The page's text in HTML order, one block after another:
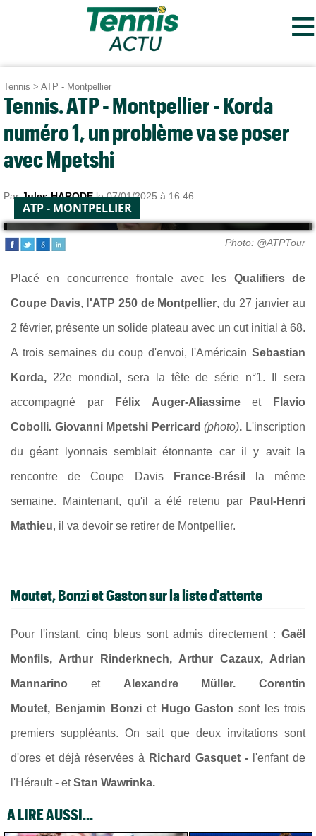
≡
Tennis > ATP - Montpellier
Tennis. ATP - Montpellier - Korda
numéro 1, un problème va se poser
avec Mpetshi
ParJules HARODEle 07/01/2025 à 16:46
ATP - MONTPELLIER
Photo: @ATPTour
Placé en concurrence frontale avec les Qualifiers de
Coupe Davis, l 'ATP 250 de Montpellier, du 27 janvier au
2 février, présente un solide plateau avec un cut initial à 68.
A trois semaines du coup d'envoi, l'Américain Sebastian
Korda, 22e mondial, sera la tête de série n°1. Il sera
accompagné par Félix Auger-Aliassimeet Flavio
Cobolli. Giovanni Mpetshi Perricard(photo). L'inscription
du géant lyonnais semblait étonnante car il y avait la
rencontre de Coupe DavisFrance-Brésil la même
semaine. Maintenant, qu'il a été retenu par Paul-Henri
Mathieu, il va devoir se retirer de Montpellier.
Moutet, Bonzi et Gaston sur la liste d'attente
Pour l'instant, cinq bleus sont admis directement : Gaël
Monfils, Arthur Rinderknech, Arthur Cazaux, Adrian
Mannarino et Alexandre Müller. Corentin
Moutet, Benjamin Bonzi et Hugo Gastonsont les trois
premiers suppléants. On sait que deux invitations sont
d'ores et déjà réservées à Richard Gasquet - l'enfant de
l'Hérault- etStan Wawrinka.
A LIRE AUSSI...